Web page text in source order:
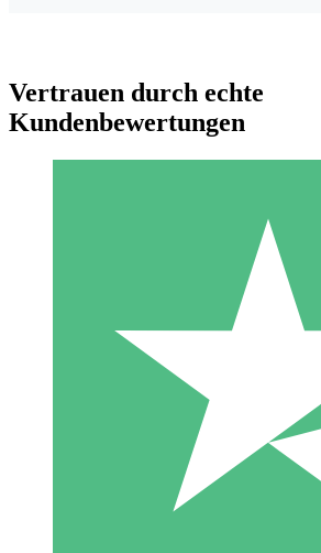
Individuelle Credit-
Zahlen Sie nach Bedarf mit
monatliche Verpflichtung
10 00
Vertrauen durch echte
Kundenbewertungen